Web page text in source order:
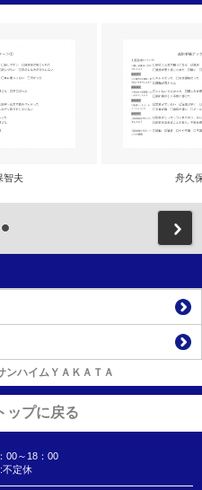
智夫 舟久
ンハイムＹＡＫＡＴＡ
ップに戻る
00～18：00
不定休